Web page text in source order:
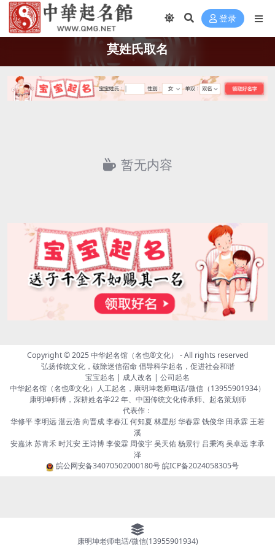
登录
莫姓氏取名
暂无内容
Copyright © 2025中华起名馆（名也®文化） - All rights reserved
弘扬传统文化，破除迷信宿命 倡导科学起名，促进社会和谐
宝宝起名 | 成人改名 | 公司起名
中华起名馆（名也®文化）人工起名，康明坤老师电话/微信（13955901934）
康明坤师傅，深耕姓名学22 年、中国传统文化传承师、起名策划师
代表作：
华修平 李明远 湛云浩 向晋成 李春江 何知夏 林星彤 华春霖 钱俊华 田承霖 王若
溪
安嘉沐 苏青禾 时芃安 王诗博 李俊霖 周俊宇 吴天佑 杨景行 吕秉鸿 吴卓远 李承
泽
皖公网安备34070502000180号皖ICP备2024058305号
康明坤老师电话/微信(13955901934)